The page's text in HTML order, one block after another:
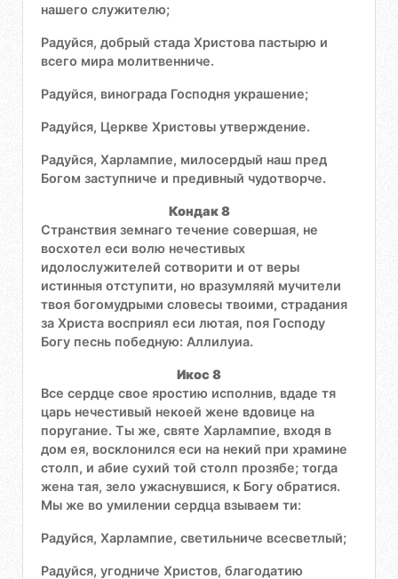
нашего служителю;
Радуйся, добрый стада Христова пастырю и
всего мира молитвенниче.
Радуйся, винограда Господня украшение;
Радуйся, Церкве Христовы утверждение.
Радуйся, Харлампие, милосердый наш пред
Богом заступниче и предивный чудотворче.
Кондак 8
Странствия земнаго течение совершая, не
восхотел еси волю нечестивых
идолослужителей сотворити и от веры
истинныя отступити, но вразумляяй мучители
твоя богомудрыми словесы твоими, страдания
за Христа восприял еси лютая, поя Господу
Богу песнь победную: Аллилуиа.
Икос 8
Все сердце свое яростию исполнив, вдаде тя
царь нечестивый некоей жене вдовице на
поругание. Ты же, святе Харлампие, входя в
дом ея, восклонился еси на некий при храмине
столп, и абие сухий той столп прозябе; тогда
жена тая, зело ужаснувшися, к Богу обратися.
Мы же во умилении сердца взываем ти:
Радуйся, Харлампие, светильниче всесветлый;
Радуйся, угодниче Христов, благодатию